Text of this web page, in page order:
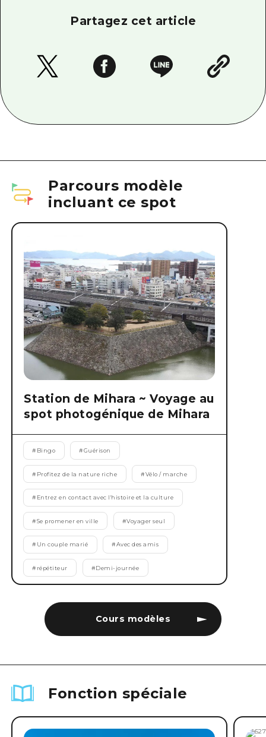
Partagez cet article
Parcours modèle
incluant ce spot
Cours modèles
Station de Mihara ~ Voyage au
spot photogénique de Mihara
# Bingo #Guérison
# Profitez de la nature riche #Vélo / marche
# Entrez en contact avec l'histoire et la culture
#Se promener en ville #Voyager seul
# Un couple marié #Avec des amis
# répétiteur #Demi-journée
Fonction spéciale